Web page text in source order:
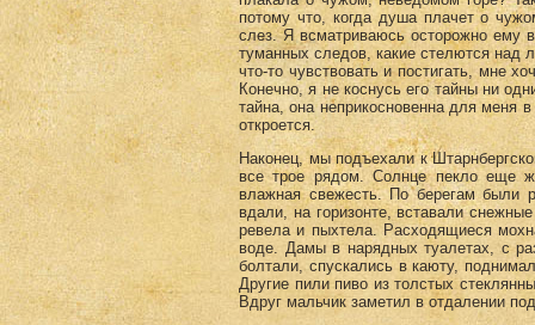
потому что, когда душа плачет о
слез. Я всматриваюсь осторожно ему
туманных следов, какие стелются над
что-то чувствовать и постигать, мне
Конечно, я не коснусь его тайны ни
тайна, она неприкосновенна для меня
откроется.
Наконец, мы подъехали к
все трое рядом. Солнце пекло еще
влажная свежесть. По берегам
вдали, на горизонте, вставали
ревела и пыхтела. Расходящиеся
воде. Дамы в нарядных туалетах, с
болтали, спускались в каюту,
Другие пили пиво из толстых
Вдруг мальчик заметил в отдалении